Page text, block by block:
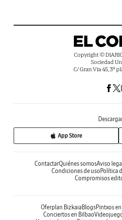
Copyright © DIARIO
Sociedad
C/ Gran Vía 45, 3ª
App Store
ContactarQuiénes somosAviso
Condiciones de usoPolítica
Compromisos
Oferplan BizkaiaBlogsPintxos
Conciertos en Bilbao